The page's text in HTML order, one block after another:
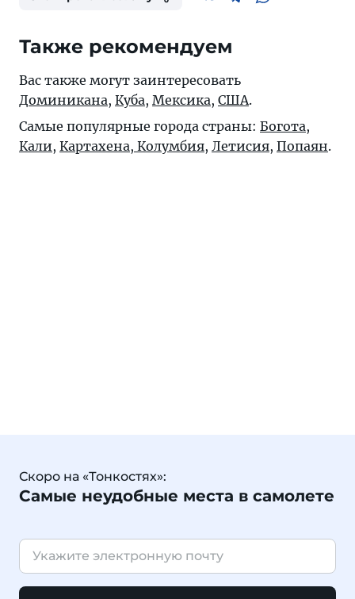
Также рекомендуем
Вас также могут заинтересовать
Доминикана, Куба, Мексика, США.
Самые популярные города страны: Богота,
Кали, Картахена, Колумбия, Летисия, Попаян.
Скоро на «Тонкостях»:
Самые неудобные места в самолете